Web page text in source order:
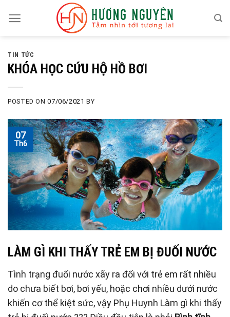
TIN TỨC
KHÓA HỌC CỨU HỘ HỒ BƠI
POSTED ON07/06/2021 BY
07
Th6
LÀM GÌ KHI THẤY TRẺ EM BỊ ĐUỐI NƯỚC
Tình trạng đuối nước xãy ra đối với trẻ em rất nhiều
do chưa biết bơi, bơi yếu, hoặc chơi nhiều dưới nước
khiến cơ thể kiệt sức, vậy Phụ Huynh Làm gì khi thấy